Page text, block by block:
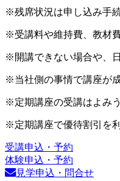
※残席状況は申し込み手
※受講料や維持費、教材
※開講できない場合や、
※当社側の事情で講座が
※定期講座の受講はよみ
※定期講座で優待割引を
受講申込・予約
体験申込・予約
見学申込・問合せ